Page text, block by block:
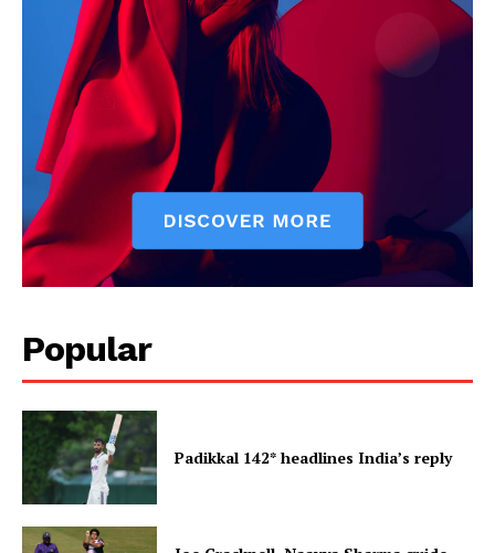
Popular
Padikkal 142* headlines India’s reply